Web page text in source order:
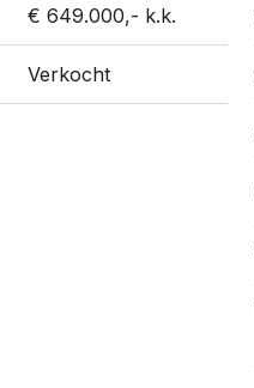
€ 649.000,- k.k.
Verkocht